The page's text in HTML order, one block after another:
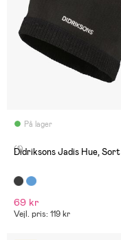
På lager
(1)
Didriksons Jadis Hue, Sort
69 kr
Vejl. pris: 119 kr